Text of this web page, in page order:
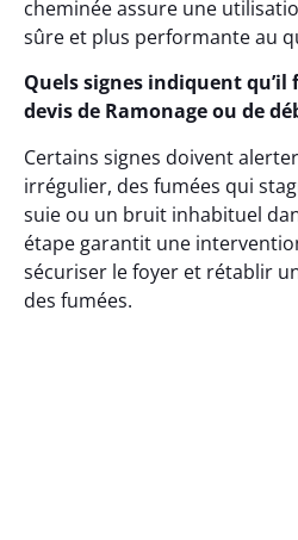
cheminée assure une
sûre et plus performante au
Quels signes indiquent
devis de Ramonage ou de
Certains signes doivent
irrégulier, des fumées qui
suie ou un bruit inhabituel
étape garantit une
sécuriser le foyer et rétablir
des fumées.